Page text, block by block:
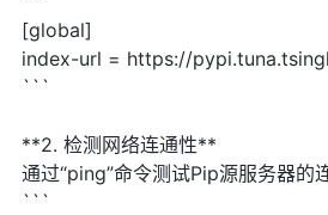
[global]
index-url = https://
```
**2. 检测网络连通性**
通过“ping”命令测试Pip源服务器的
```